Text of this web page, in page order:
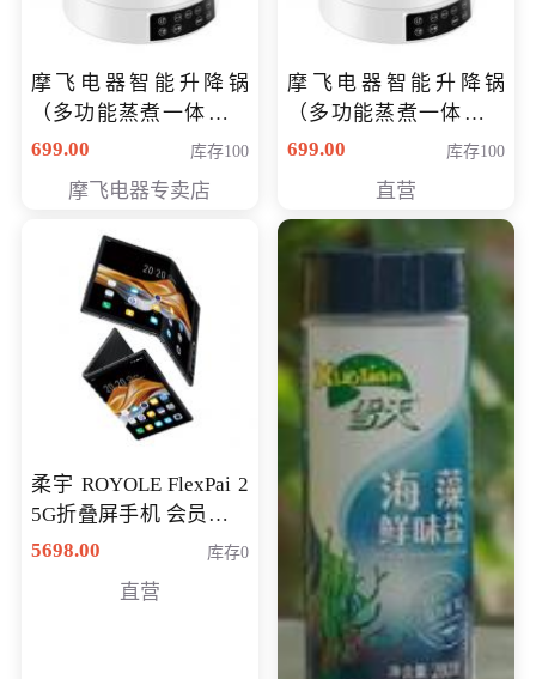
摩飞电器智能升降锅
（多功能蒸煮一体锅）
（智能升降养生锅） 会
699.00 库存100
摩飞电器专卖店
摩飞电器智能升降锅
（多功能蒸煮一体锅）
（智能升降养生锅） 会
699.00 库存100
直营
柔宇 ROYOLE FlexPai 2
5G折叠屏手机 会员专享
购买价格 4998元
5698.00 库存0
直营